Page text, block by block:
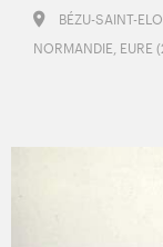
BÉZU-SAINT-
NORMANDIE, EURE